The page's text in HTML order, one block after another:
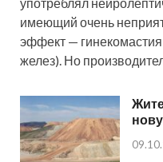
имеющий очень
эффект —
желез). Но